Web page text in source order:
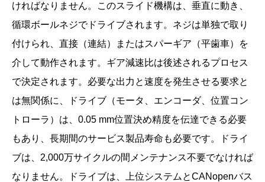
ければなりません。このスライド機構は、垂直に動き、
循環ボールネジでドライブされます。ネジは単独で取り
付けられ、直接（連結）またはスパーギア（平歯車）を
介して動作されます。ギア減速比は後述されるプロセス
で決定されます。必要な出力と速度を発生させる要求と
は無関係に、ドライブ（モータ、エンコーダ、位置コン
トローラ）は、0.05 mm位置決め精度を伝達できる必要
もあり、長期間のサービス製品寿命も必要です。ドライ
ブは、2,000万サイクルの間メンテナンス不要でなければ
なりません。ドライブは、上位システムとCANopenバス